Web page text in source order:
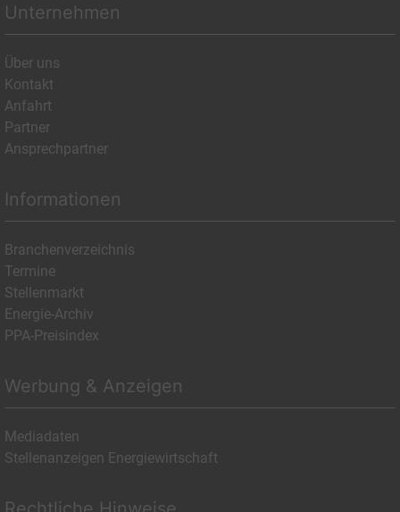
Unternehmen
Über uns
Kontakt
Anfahrt
Partner
Ansprechpartner
Informationen
Branchenverzeichnis
Termine
Stellenmarkt
Energie-Archiv
PPA-Preisindex
Werbung & Anzeigen
Mediadaten
Stellenanzeigen Energiewirtschaft